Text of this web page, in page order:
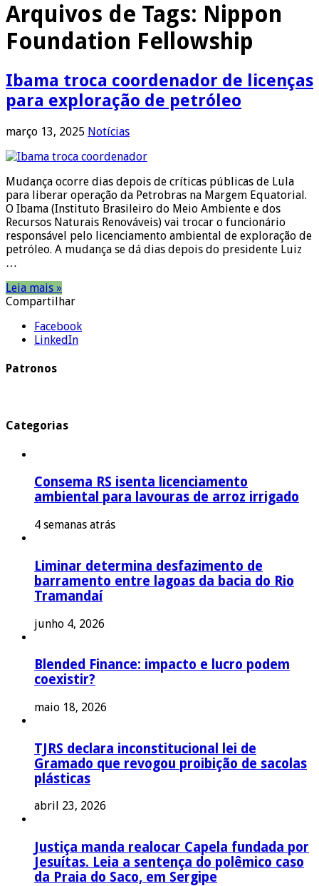
Arquivos de Tags: Nippon
Foundation Fellowship
Ibama troca coordenador de licenças
para exploração de petróleo
março 13, 2025 Notícias
Mudança ocorre dias depois de críticas públicas de Lula
para liberar operação da Petrobras na Margem Equatorial.
O Ibama (Instituto Brasileiro do Meio Ambiente e dos
Recursos Naturais Renováveis) vai trocar o funcionário
responsável pelo licenciamento ambiental de exploração de
petróleo. A mudança se dá dias depois do presidente Luiz
…
Leia mais »
Compartilhar
Facebook
LinkedIn
Patronos
Categorias
Consema RS isenta licenciamento
ambiental para lavouras de arroz irrigado
4 semanas atrás
Liminar determina desfazimento de
barramento entre lagoas da bacia do Rio
Tramandaí
junho 4, 2026
Blended Finance: impacto e lucro podem
coexistir?
maio 18, 2026
TJRS declara inconstitucional lei de
Gramado que revogou proibição de sacolas
plásticas
abril 23, 2026
Justiça manda realocar Capela fundada por
Jesuítas. Leia a sentença do polêmico caso
da Praia do Saco, em Sergipe